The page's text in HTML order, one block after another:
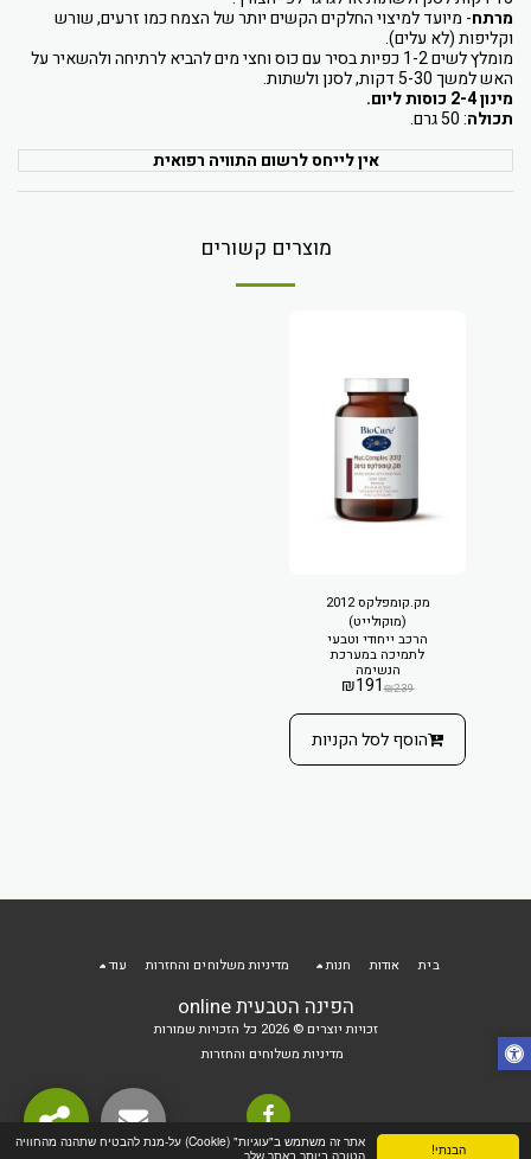
הבנתי!
אתר זה משתמש ב"עוגיות" (Cookie) על-מנת להבטיח שתהנה מהחוויה
הטובה ביותר באתר שלך.
מרתח- מיועד למיצוי החלקים הקשים יותר של הצמח כמו זרעים, שורש
וקליפות (לא עלים).
מומלץ לשים 1-2 כפיות בסיר עם כוס וחצי מים להביא לרתיחה ולהשאיר על
האש למשך 5-30 דקות, לסנן ולשתות.
מינון 2-4 כוסות ליום.
תכולה: 50 גרם.
אין לייחס לרשום התוויה רפואית
מוצרים קשורים
מק.קומפלקס 2012
(מוקולייט)
הרכב ייחודי וטבעי
לתמיכה במערכת
הנשימה
₪239
₪191
הוסף לסל הקניות
הפינה הטבעית online
זכויות יוצרים © 2026 כל הזכויות שמורות
מדיניות משלוחים והחזרות
בית אודות חנות מדיניות משלוחים והחזרות עוד